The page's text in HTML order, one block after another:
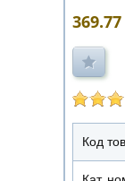
369.77
Код